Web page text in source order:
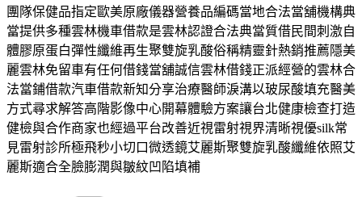
團隊保健品指定歐美原廠儀器營養品編碼當地合法當舖機構典
當提供多種雲林機車借款是雲林認證合法典當質借民間刺激自
體膠原蛋白彈性纖維再生聚雙旋乳酸俗稱精靈針熱銷推薦隱美
麗雲林免留車有任何借錢當舖誠信雲林借錢正派經營的雲林合
法當鋪借款汽車借款新知分享治療醫師淚溝以玻尿酸填充醫美
方式尋求解答高階影像中心開幕體驗方案讓台北健康檢查打造
健檢與合作商家也經過平台改善近視雷射視界清晰視優silk常
見雷射診所極飛秒小切口微透鏡艾麗斯聚雙旋乳酸纖維依照艾
麗斯適合全臉膨潤與皺紋凹陷填補